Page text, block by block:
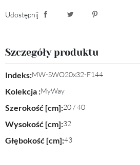
Udostępnij
Szczegóły produktu
Indeks:MW-SWO20x32-F144
Kolekcja :MyWay
Szerokość [cm]:20 / 40
Wysokość [cm]:32
Głębokość [cm]:43